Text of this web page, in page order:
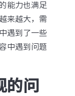
能力也满足
来越大，需
遇到了一些
中遇到问题
的问